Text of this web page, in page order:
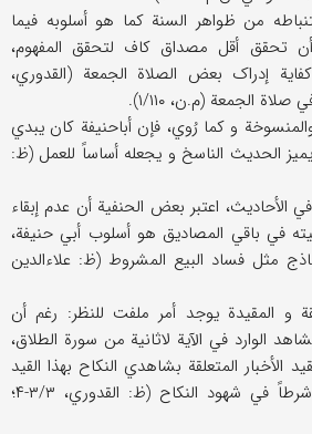
من ظواهر السنة کما هو أسلوبه فیما
أن تحقق أقل مصداق کاف لتحقق المفهوم،
إدراک بعض الصلاة الجمعة (القدوري،
و کما رُوي، فإن أباحنیفة کان یبدي
الحدیث الناسخ و یجعله أساساً للعمل (ظ:
اعتبر بعض الحنفیة أن عدم إبقاء
في باقي المصادیق هو أسلوب أبي حنیفة،
مثل فساد البیع المشروط (ظ: علاء‌الدین
و المقیدة یوجد أمر ملفت للنظر: رغم أن
الوارد في الآیة لاثانیة من سورة الطلاق،
الأخبار المتعلقة بشاهدي النکاح بهذا القید
الکتابي ولم یعتبر العدالة شرطاً في شهود النکاح (ظ: القدوري، ۳/۳-۴؛